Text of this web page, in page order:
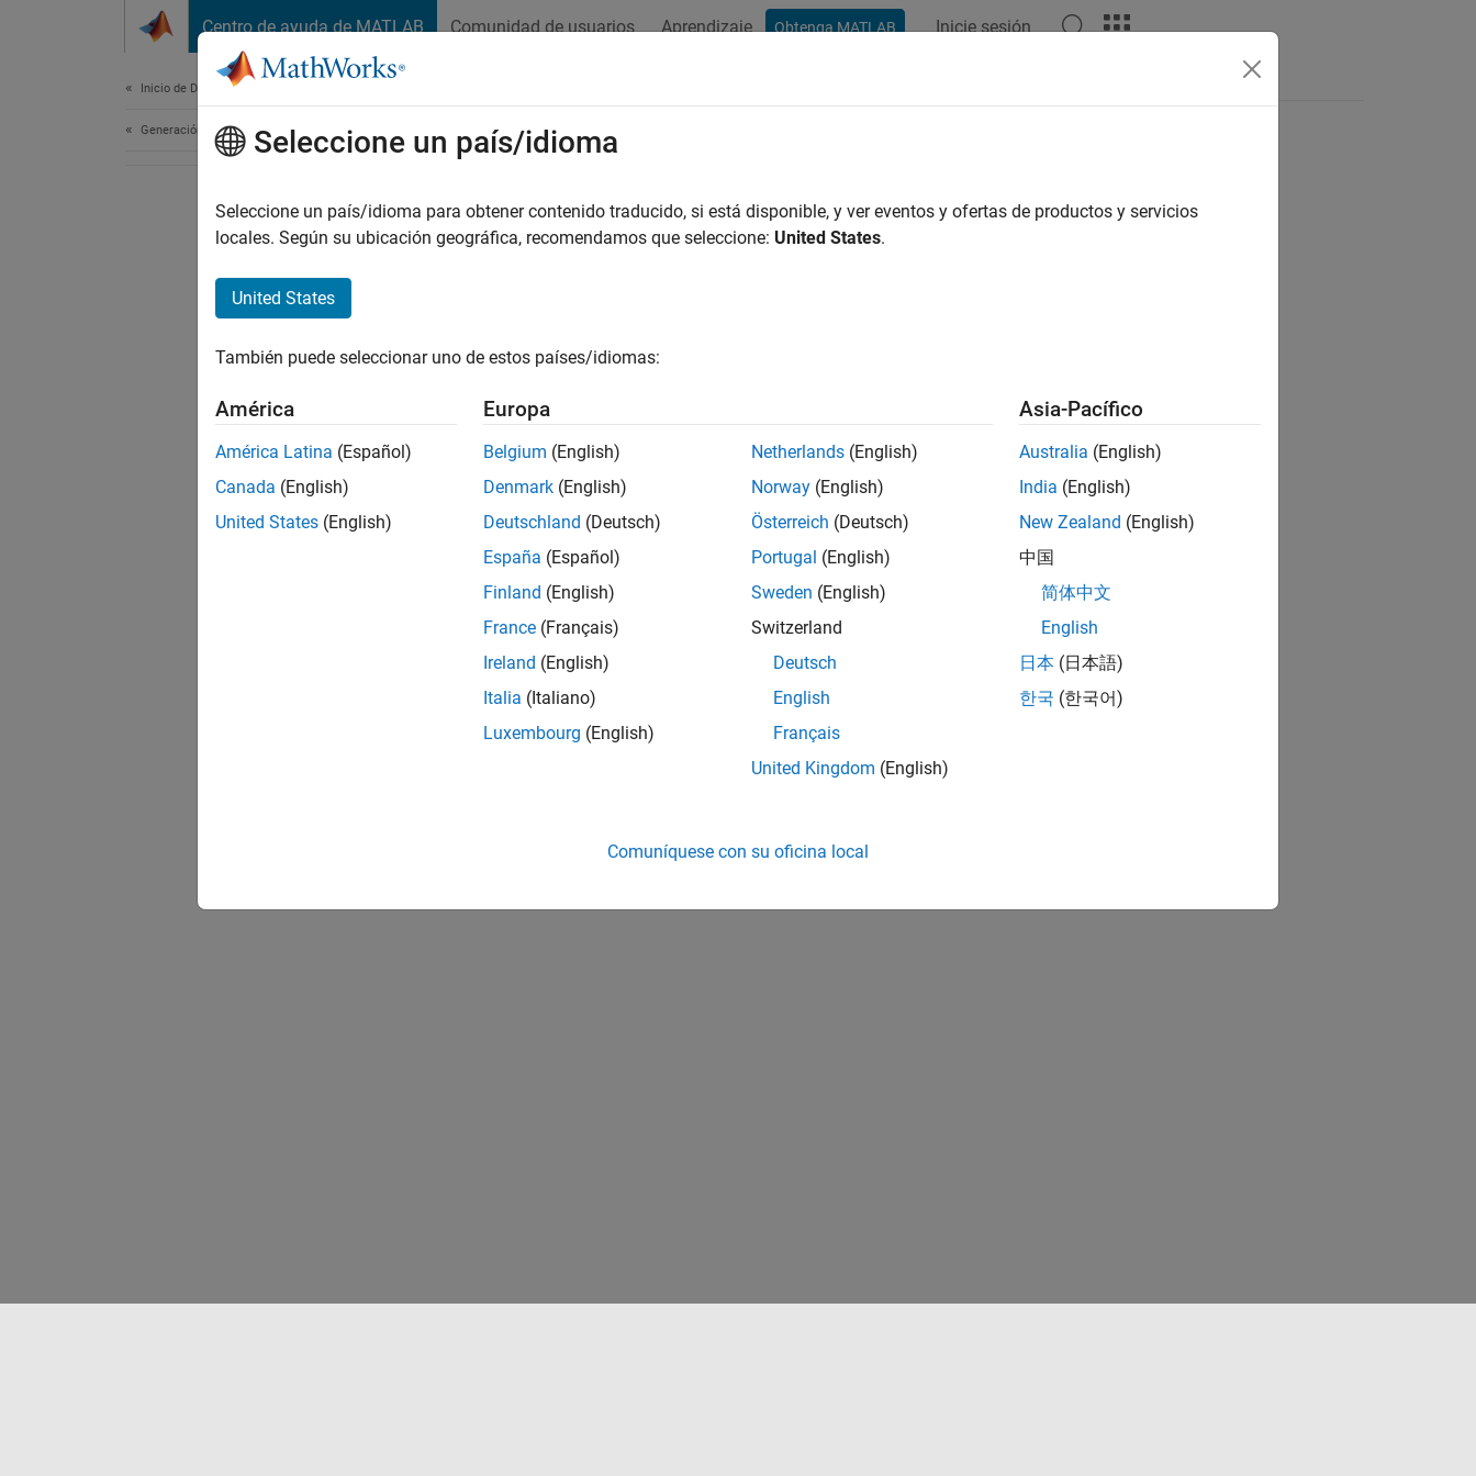
Centro de ayuda de MATLAB Comunidad de usuarios Aprendizaje Obtenga MATLAB Inicie sesión
Inicio de Documentación
Generación de código
¿Qué tan útil fue esta traducción?
Seleccione un país/idioma
Seleccione un país/idioma para obtener contenido traducido, si está disponible, y ver eventos y ofertas de productos y servicios
locales. Según su ubicación geográfica, recomendamos que seleccione: United States.
United States
También puede seleccionar uno de estos países/idiomas:
América
América Latina (Español)
Canada (English)
United States (English)
Europa
Belgium (English)
Denmark (English)
Deutschland (Deutsch)
España (Español)
Finland (English)
France (Français)
Ireland (English)
Italia (Italiano)
Luxembourg (English)
Netherlands (English)
Norway (English)
Österreich (Deutsch)
Portugal (English)
Sweden (English)
Switzerland
Deutsch
English
Français
United Kingdom (English)
Asia-Pacífico
Australia (English)
India (English)
New Zealand (English)
中国
简体中文
English
日本 (日本語)
한국 (한국어)
Comuníquese con su oficina local